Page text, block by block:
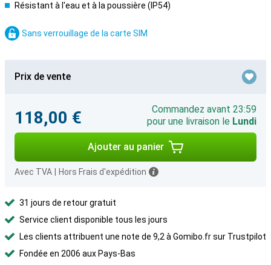
Résistant à l'eau et à la poussière (IP54)
Sans verrouillage de la carte SIM
Prix de vente
118,00 €
Commandez avant 23:59
pour une livraison le Lundi
Ajouter au panier
Avec TVA Hors Frais d'expédition
31 jours de retour gratuit
Service client disponible tous les jours
Les clients attribuent une note de 9,2 à Gomibo.fr sur Trustpilot
Fondée en 2006 aux Pays-Bas